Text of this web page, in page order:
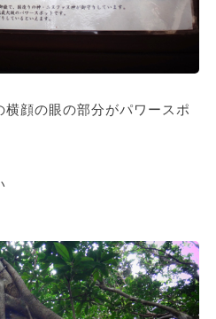
顔の眼の部分がパワースポ